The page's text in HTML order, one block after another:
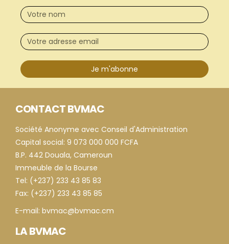
Je m'abonne
CONTACT BVMAC
Société Anonyme avec Conseil d'Administration
Capital social: 9 073 000 000 FCFA
B.P. 442 Douala, Cameroun
Immeuble de la Bourse
Tel: (+237) 233 43 85 83
Fax: (+237) 233 43 85 85
E-mail: bvmac@bvmac.cm
LA BVMAC